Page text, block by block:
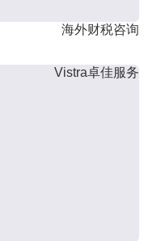
海外财税咨询
Vistra卓佳服务